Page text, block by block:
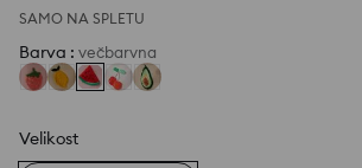
SAMO NA SPLETU
Barva : večbarvna
Velikost